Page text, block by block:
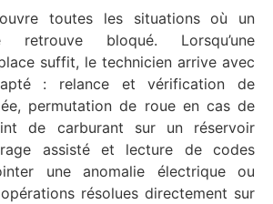
toutes les situations où un
retrouve bloqué. Lorsqu’une
suffit, le technicien arrive avec
: relance et vérification de
permutation de roue en cas de
de carburant sur un réservoir
assisté et lecture de codes
une anomalie électrique ou
résolues directement sur